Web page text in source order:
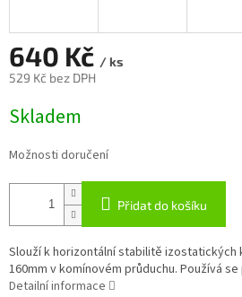
640 Kč / ks
529 Kč bez DPH
cena:
Skladem
Možnosti doručení
Přidat do košíku
Slouží k horizontální stabilitě izostatických
160mm v komínovém průduchu. Používá
Detailní informace